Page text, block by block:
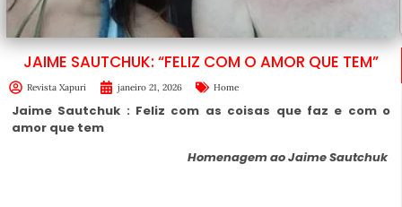
JAIME SAUTCHUK: “FELIZ COM O AMOR QUE TEM”
Revista Xapuri janeiro 21, 2026 Home
Jaime Sautchuk : Feliz com as coisas que faz e com o
amor que tem
Homenagem ao Jaime Sautchuk